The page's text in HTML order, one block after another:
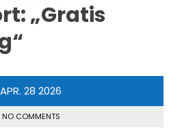
„Gratis
APR. 28 2026
NO COMMENTS